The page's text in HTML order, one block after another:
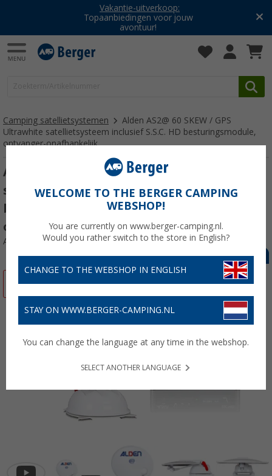
Vakantie-uitverkoop:
Topaanbiedingen voor jouw
avontuur!
Camping satellietsystemen
Alden AS2@ 60 SKEW / GPS
Ultrawhite satellietsysteem inclusief S.S.C. HD besturingsmodule,
ontvanger-onafhankelijk
Alden AS2@ 60 SKEW / GPS Ultrawhite
satellietsysteem inclusief S.S.C. HD
besturingsmodule, ontvanger-
onafhankelijk
Artikelnr: 629738
-11%
WELCOME TO THE BERGER CAMPING
WEBSHOP!
You are currently on www.berger-camping.nl.
Would you rather switch to the store in English?
CHANGE TO THE WEBSHOP IN ENGLISH
STAY ON WWW.BERGER-CAMPING.NL
You can change the language at any time in the webshop.
SELECT ANOTHER LANGUAGE